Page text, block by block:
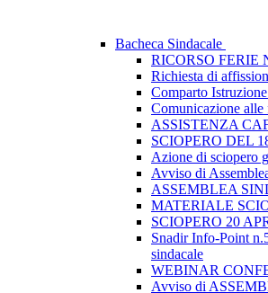
Bacheca Sindacale
RICORSO FERIE
Richiesta di
Comparto
Comunicazione
ASSISTENZA
SCIOPERO DEL
Azione di sciopero
Avviso di
ASSEMBLEA
MATERIALE
SCIOPERO 20
Snadir Info-Point
sindacale
WEBINAR
Avviso di